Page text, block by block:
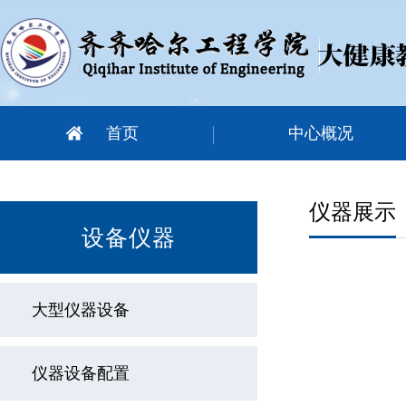
首页 中心概况
设备仪器
大型仪器设备
仪器设备配置
仪器展示